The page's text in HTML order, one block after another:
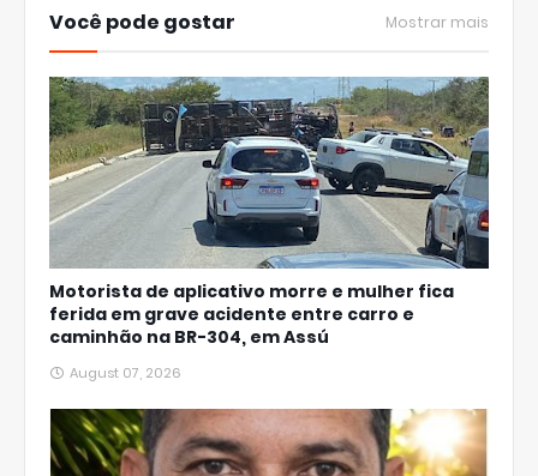
Você pode gostar Mostrar mais
Motorista de aplicativo morre e mulher fica
ferida em grave acidente entre carro e
caminhão na BR-304, em Assú
August 07, 2026